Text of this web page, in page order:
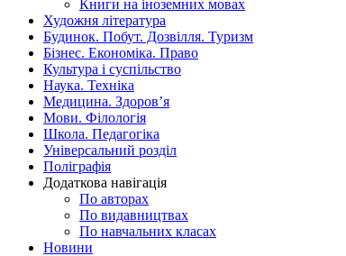
Книги на іноземних мовах
Художня література
Будинок. Побут. Дозвілля. Туризм
Бізнес. Економіка. Право
Культура і суспільство
Наука. Техніка
Медицина. Здоров’я
Мови. Філологія
Школа. Педагогіка
Універсальний розділ
Поліграфія
Додаткова навігація
По авторах
По видавництвах
По навчальних класах
Новини